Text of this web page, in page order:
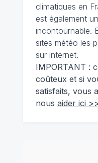
climatiques en
est également
incontournable.
sites météo les
sur internet.
IMPORTANT :
coûteux et si
satisfaits, vous
nous aider ici